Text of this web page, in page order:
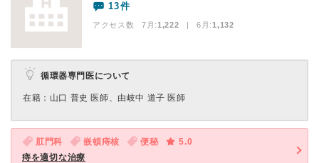
13件
アクセス数 7月:1,222 | 6月:1,132
循環器専門医について
在籍：山口 普史 医師、由岐中 道子 医師
肛門科 嵌頓痔核 便秘
5.0
痔を適切な治療